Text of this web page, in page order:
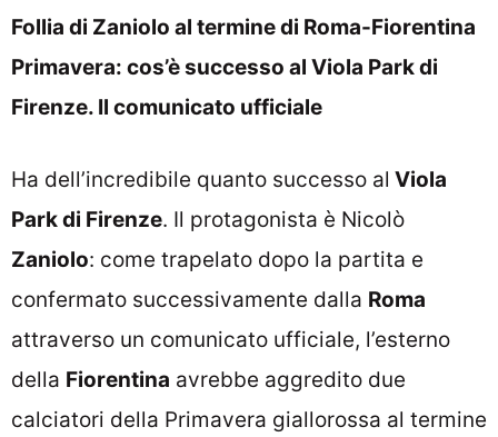
Follia di Zaniolo al termine di Roma-Fiorentina
Primavera: cos’è successo al Viola Park di
Firenze. Il comunicato ufficiale
Ha dell’incredibile quanto successo al Viola
Park di Firenze. Il protagonista è Nicolò
Zaniolo: come trapelato dopo la partita e
confermato successivamente dalla Roma
attraverso un comunicato ufficiale, l’esterno
della Fiorentina avrebbe aggredito due
calciatori della Primavera giallorossa al termine